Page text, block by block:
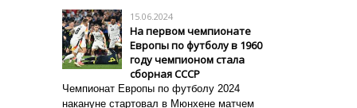
15.06.2024
На первом чемпионате
Европы по футболу в 1960
году чемпионом стала
сборная СССР
Чемпионат Европы по футболу 2024
накануне стартовал в Мюнхене матчем